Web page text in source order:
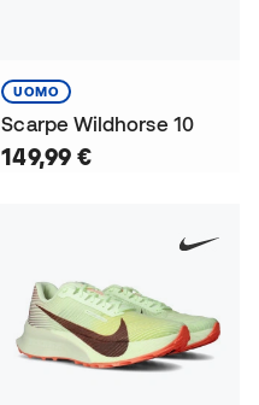
UOMO
Scarpe Wildhorse 10
149,99 €